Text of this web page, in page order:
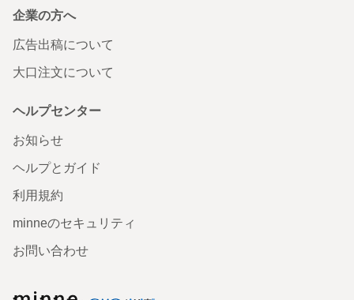
企業の方へ
広告出稿について
大口注文について
ヘルプセンター
お知らせ
ヘルプとガイド
利用規約
minneのセキュリティ
お問い合わせ